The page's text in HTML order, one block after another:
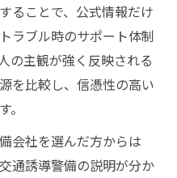
ることで、公式情報だけ
ラブル時のサポート体制
の主観が強く反映される
を比較し、信憑性の高い
会社を選んだ方からは
通誘導警備の説明が分か